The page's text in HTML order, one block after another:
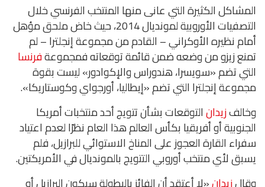
المشاكل الكثيرة التي عانى منها المنتخب الفرنسي خلال
التصفيات الأوروبية لمونديال 2014، حيث خاض ملحق مؤهل
أمام نظيره الأوكراني – القادم من مجموعة إنجلترا – لم
تمنع زيزو من وضعه ضمن قائمة توقعاته فمجموعةفرنسا
التي تضم «سويسرا، هندوراس والإكوادور» ليست بقوة
مجموعة إنجلترا التي تضم «إيطاليا، أورجواي وكوستاريكا».
وخالفزيدانالتوقعات بشأن تتويج أحد منتخبات أمريكا
الجنوبية أو أفريقيا بكأس العالم هذا العام نظرًا لعدم اعتياد
سفراء القارة العجوز على المناخ الاستوائي للبرازيل، فلم
يسبق لأي منتخب أوروبي التتويج بالمونديال في الأمريكتين.